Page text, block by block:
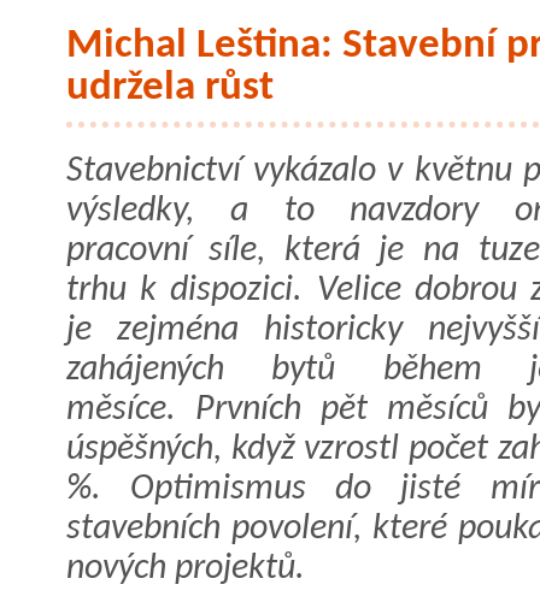
Michal Leština: Stavební
udržela růst
Stavebnictví vykázalo v květnu
výsledky, a to navzdory
pracovní síle, která je na
trhu k dispozici. Velice dobrou
je zejména historicky
zahájených bytů během
měsíce. Prvních pět měsíců
úspěšných, když vzrostl počet
%. Optimismus do jisté
stavebních povolení, které
nových projektů.